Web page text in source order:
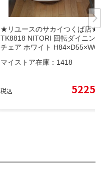
★リユースのサカイつくば店★
TK8818 NITORI 回転ダイニング
チェア ホワイト H84×D55×W61
マイストア在庫： 1418
税込 5225